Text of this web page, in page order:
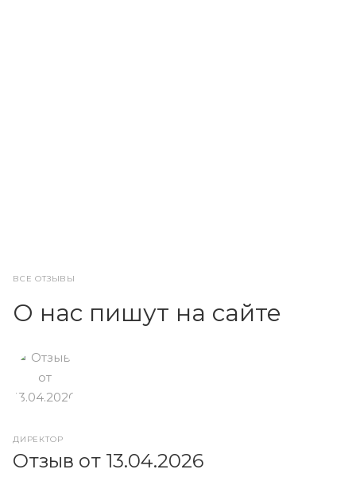
ВСЕ ОТЗЫВЫ
О нас пишут на сайте
ДИРЕКТОР
Отзыв от 13.04.2026